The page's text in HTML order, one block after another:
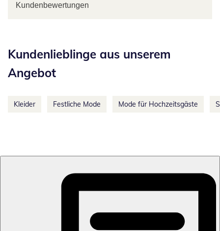
Kundenbewertungen
Kundenlieblinge aus unserem
Angebot
Kleider Festliche Mode Mode für Hochzeitsgäste